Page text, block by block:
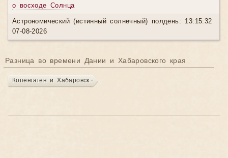
о восходе Солнца
Астрономический (истинный солнечный) полдень: 13:15:32
07-08-2026
Разница во времени Дании и Хабаровского края
Копенгаген и Хабаровск